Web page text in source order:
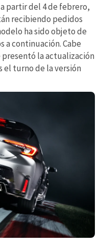
partir del 4 de febrero,
recibiendo pedidos
ha sido objeto de
a continuación. Cabe
presentó la actualización
el turno de la versión